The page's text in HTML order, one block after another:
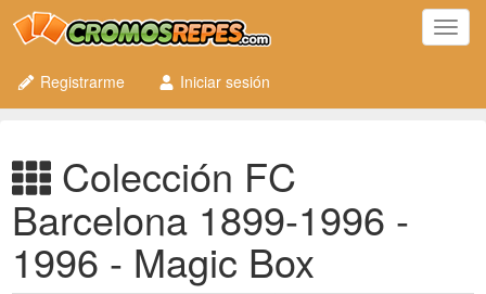
Registrarme
Iniciar sesión
Colección FC
Barcelona 1899-1996 -
1996 - Magic Box